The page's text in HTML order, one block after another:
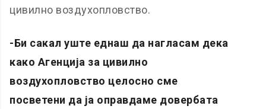
цивилно воздухопловство.
-Би сакал уште еднаш да нагласам дека
како Агенција за цивилно
воздухопловство целосно сме
посветени да ја оправдаме довербата